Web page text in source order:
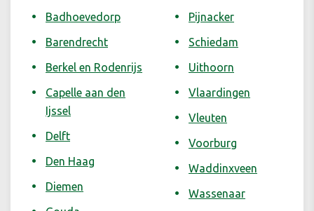
Badhoevedorp
Barendrecht
Berkel en Rodenrijs
Capelle aan den
Ijssel
Delft
Den Haag
Diemen
Pijnacker
Schiedam
Uithoorn
Vlaardingen
Vleuten
Voorburg
Waddinxveen
Wassenaar